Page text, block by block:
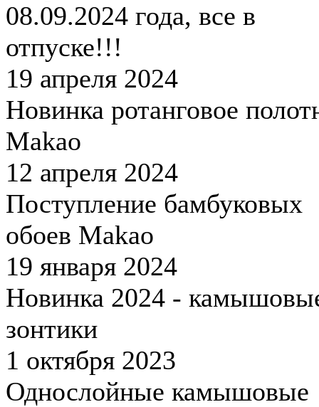
08.09.2024 года, все в
отпуске!!!
19 апреля 2024
Новинка ротанговое
Makao
12 апреля 2024
Поступление бамбуковых
обоев Makao
19 января 2024
Новинка 2024 -
зонтики
1 октября 2023
Однослойные камышовые